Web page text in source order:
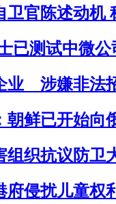
卫官陈述动机
已测试中微
业 涉嫌非法
朝鲜已开始向
组织抗议防卫
府侵扰儿童权